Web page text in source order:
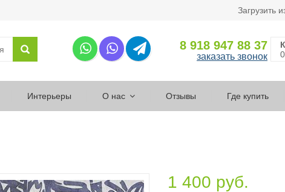
Загрузить
8 918 947 88 37
заказать звонок
Интерьеры О нас Отзывы Где купить
1 400 руб.